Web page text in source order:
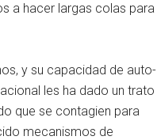
a hacer largas colas para
y su capacidad de auto-
les ha dado un trato
que se contagien para
mecanismos de